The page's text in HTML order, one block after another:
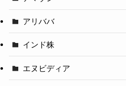
アリババ
インド株
エヌビディア